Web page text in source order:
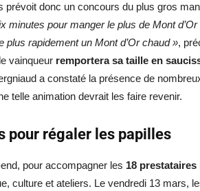
prévoit donc un concours du plus gros
minutes pour manger le plus de Mont
plus rapidement un Mont d’Or chaud »,
vainqueur remportera sa taille en
a constaté la présence de
telle animation devrait les faire revenir.
pour régaler les papilles
pour accompagner les 18
culture et ateliers. Le vendredi 13 mars,